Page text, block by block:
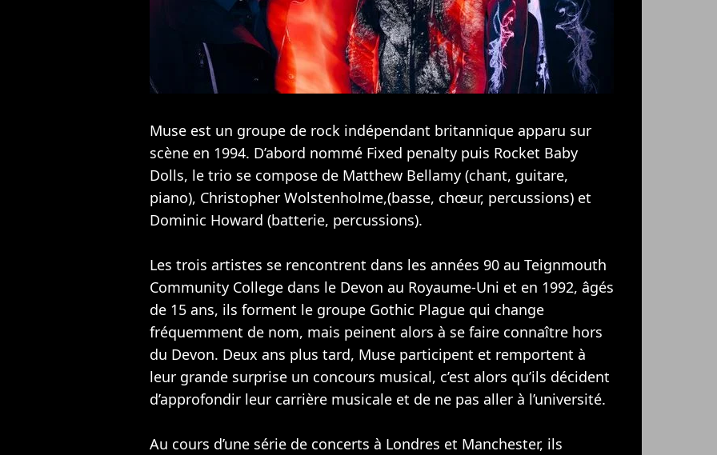
Muse est un groupe de rock indépendant britannique apparu sur
scène en 1994. D’abord nommé Fixed penalty puis Rocket Baby
Dolls, le trio se compose de Matthew Bellamy (chant, guitare,
piano), Christopher Wolstenholme,(basse, chœur, percussions) et
Dominic Howard (batterie, percussions).
Les trois artistes se rencontrent dans les années 90 au Teignmouth
Community College dans le Devon au Royaume-Uni et en 1992, âgés
de 15 ans, ils forment le groupe Gothic Plague qui change
fréquemment de nom, mais peinent alors à se faire connaître hors
du Devon. Deux ans plus tard, Muse participent et remportent à
leur grande surprise un concours musical, c’est alors qu’ils décident
d’approfondir leur carrière musicale et de ne pas aller à l’université.
Au cours d’une série de concerts à Londres et Manchester, ils